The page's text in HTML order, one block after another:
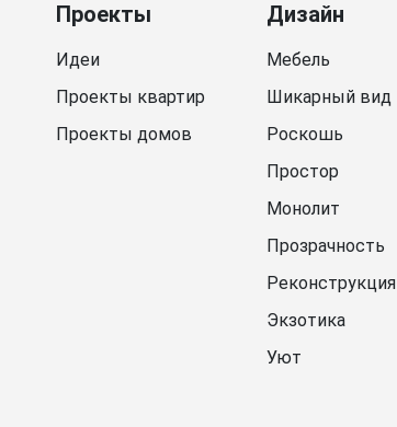
Проекты
Идеи
Проекты квартир
Проекты домов
Дизайн
Мебель
Шикарный вид
Роскошь
Простор
Монолит
Прозрачность
Реконструкция
Экзотика
Уют